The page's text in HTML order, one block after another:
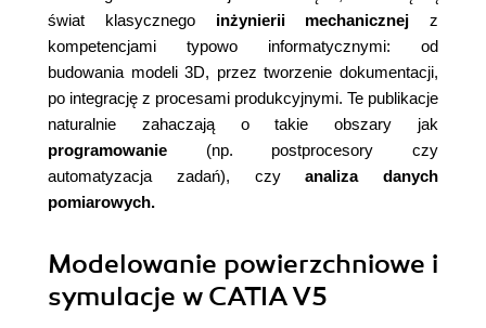
świat klasycznego inżynierii mechanicznej z
kompetencjami typowo informatycznymi: od
budowania modeli 3D, przez tworzenie dokumentacji,
po integrację z procesami produkcyjnymi. Te publikacje
naturalnie zahaczają o takie obszary jak
programowanie (np. postprocesory czy
automatyzacja zadań), czyanaliza danych
pomiarowych.
Modelowanie powierzchniowe i
symulacje w CATIA V5